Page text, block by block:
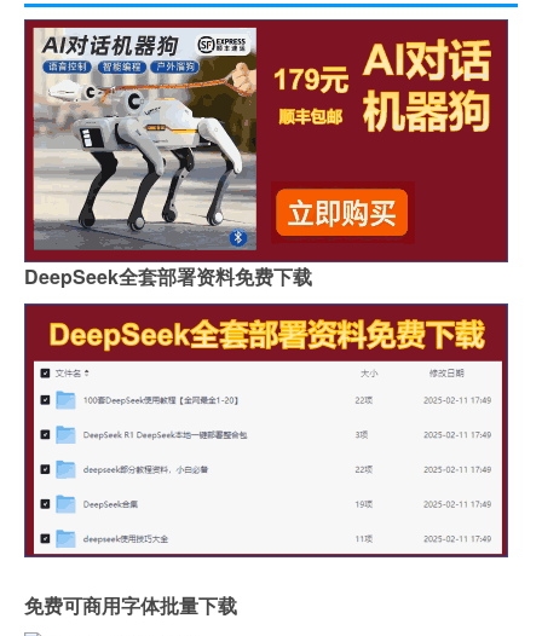
DeepSeek全套部署资料免费下载
免费可商用字体批量下载